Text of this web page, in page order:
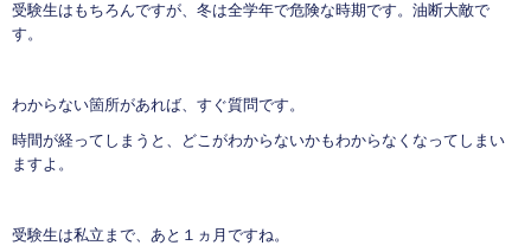
受験生はもちろんですが、冬は全学年で危険な時期です。油断大敵で
す。
わからない箇所があれば、すぐ質問です。
時間が経ってしまうと、どこがわからないかもわからなくなってしまい
ますよ。
受験生は私立まで、あと１ヵ月ですね。